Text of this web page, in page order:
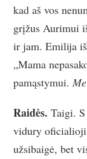
kad aš vos
grįžus Aurimui
ir jam. Emilija
„Mama
pamąstymui.
Raidės.Taigi.
vidury
užsibaigė, bet